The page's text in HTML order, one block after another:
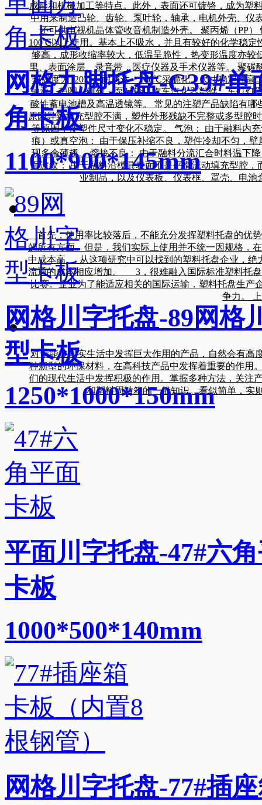
成形和机械加工等特点。此外，表面还可镀铬，成为塑
中用来制造凸轮、齿轮、泵叶轮，轴承，电机外壳、仪
还可供电视机晶体管收音机制造外壳。 聚丙烯（PP
100℃以上使用。基本上不吸水，并且有较好的化学稳
够高，成形收缩率较大，低温呈脆性，热变形温度亦
里、表面涂层、录音带，医疗仪器及手术仪器等。 聚
热温度为120℃。耐寒达－100℃采脆化。尺寸稳定性高
轴承、垫圈、铆钉、泵叶轮、汽车汽化器部件、车灯灯
酸性蓄电池槽及高温透镜等。 常见的注塑产品缺陷有
原因导致填充型腔不满，塑件外形残缺不完整或多型腔
等原因，使塑件尺寸变化不稳定。 气泡： 由于融料内
痕）或真空泡： 由于保压补缩不良，塑件冷却不匀，
现多余薄翅。 熔接不良： 由于融料分流汇合时料温下
面波纹： 由于融料沿模具表面不是平滑流动填充型腔
业制品，以及仪表板、仪表框、罩壳、电
首先，使用率比较落后，不能充分发挥塑料托盘的优
的所有方面。但是，我们实际上使用并不统一因规格
中成本高 从这项研究中可以找到的塑料托盘企业，绝
流通的成本相应增加。 3，很难融入国际标准塑料托
比赛。企业为了能适应相关的国际运输，塑料托盘生产
争力。
对于能在现实生活中发挥巨大作用的产品，自然会有高
种新型的环保材料，在高科技产品中发挥着重要的作用
们的现代生活中发挥积极的作用。掌握多种方法，关注
和塑料周转箱的一般知识。看似简单，实
网格九脚托盘-C39#
角卡板
1100*900*145mm
网格川字托盘-89网格
型卡板
1250*1000*150mm
平面川字托盘-47#六
卡板
1000*500*140mm
网格川字托盘-77#插